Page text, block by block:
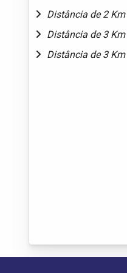
Distância de 2 Km
Distância de 3 Km
Distância de 3 Km